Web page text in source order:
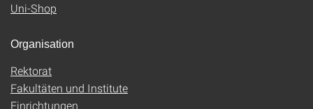
Uni-Shop
Organisation
Rektorat
Fakultäten und Institute
Einrichtungen